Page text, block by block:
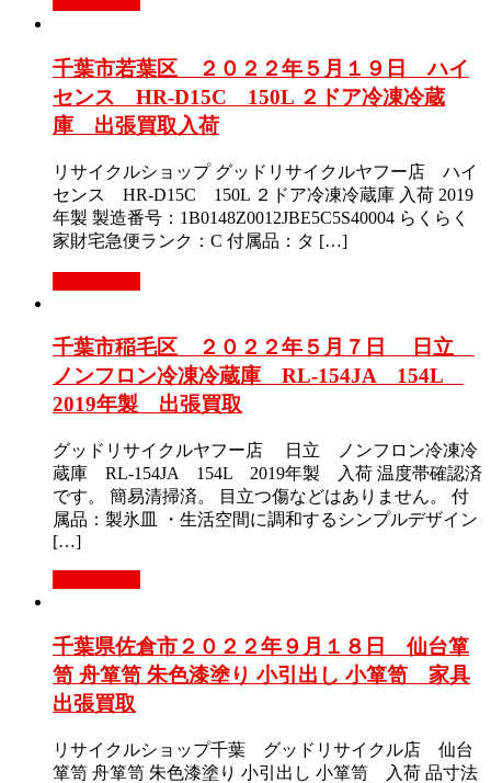
千葉市若葉区 ２０２２年５月１９日 ハイ
センス HR-D15C 150L ２ドア冷凍冷蔵
庫 出張買取入荷
リサイクルショップ グッドリサイクルヤフー店 ハイ
センス HR-D15C 150L ２ドア冷凍冷蔵庫 入荷 2019
年製 製造番号：1B0148Z0012JBE5C5S40004 らくらく
家財宅急便ランク：C 付属品：タ […]
千葉市稲毛区 ２０２２年５月７日 日立
ノンフロン冷凍冷蔵庫 RL-154JA 154L
2019年製 出張買取
グッドリサイクルヤフー店 日立 ノンフロン冷凍冷
蔵庫 RL-154JA 154L 2019年製 入荷 温度帯確認済
です。 簡易清掃済。 目立つ傷などはありません。 付
属品：製氷皿 ・生活空間に調和するシンプルデザイン
[…]
千葉県佐倉市２０２２年９月１８日 仙台箪
笥 舟箪笥 朱色漆塗り 小引出し 小箪笥 家具
出張買取
リサイクルショップ千葉 グッドリサイクル店 仙台
箪笥 舟箪笥 朱色漆塗り 小引出し 小箪笥 入荷 品寸法